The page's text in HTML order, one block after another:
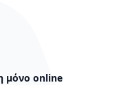
μόνο online